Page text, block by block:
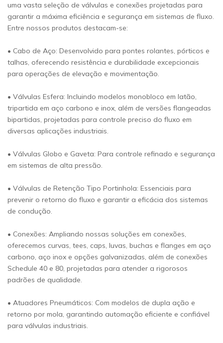
uma vasta seleção de válvulas e conexões projetadas para
garantir a máxima eficiência e segurança em sistemas de fluxo.
Entre nossos produtos destacam-se:
• Cabo de Aço: Desenvolvido para pontes rolantes, pórticos e
talhas, oferecendo resistência e durabilidade excepcionais
para operações de elevação e movimentação.
• Válvulas Esfera: Incluindo modelos monobloco em latão,
tripartida em aço carbono e inox, além de versões flangeadas
bipartidas, projetadas para controle preciso do fluxo em
diversas aplicações industriais.
• Válvulas Globo e Gaveta: Para controle refinado e segurança
em sistemas de alta pressão.
• Válvulas de Retenção Tipo Portinhola: Essenciais para
prevenir o retorno do fluxo e garantir a eficácia dos sistemas
de condução.
• Conexões: Ampliando nossas soluções em conexões,
oferecemos curvas, tees, caps, luvas, buchas e flanges em aço
carbono, aço inox e opções galvanizadas, além de conexões
Schedule 40 e 80, projetadas para atender a rigorosos
padrões de qualidade.
• Atuadores Pneumáticos: Com modelos de dupla ação e
retorno por mola, garantindo automação eficiente e confiável
para válvulas industriais.